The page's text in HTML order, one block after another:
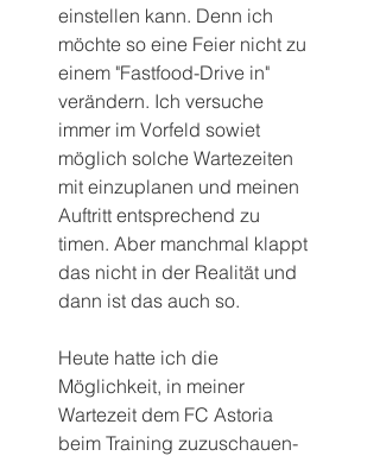
einstellen kann. Denn ich
möchte so eine Feier nicht zu
einem "Fastfood-Drive in"
verändern. Ich versuche
immer im Vorfeld sowiet
möglich solche Wartezeiten
mit einzuplanen und meinen
Auftritt entsprechend zu
timen. Aber manchmal klappt
das nicht in der Realität und
dann ist das auch so.
Heute hatte ich die
Möglichkeit, in meiner
Wartezeit dem FC Astoria
beim Training zuzuschauen-